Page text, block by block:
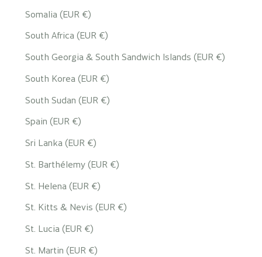
Somalia (EUR €)
South Africa (EUR €)
South Georgia & South Sandwich Islands (EUR €)
South Korea (EUR €)
South Sudan (EUR €)
Spain (EUR €)
Sri Lanka (EUR €)
St. Barthélemy (EUR €)
St. Helena (EUR €)
St. Kitts & Nevis (EUR €)
St. Lucia (EUR €)
St. Martin (EUR €)